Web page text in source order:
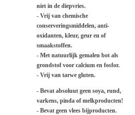
niet in de diepvries.
- Vrij van chemische
conserveringsmiddelen, anti-
oxidanten, kleur, geur en of
smaakstoffen.
- Met natuurlijk gemalen bot als
grondstof voor calcium en fosfor.
- Vrij van tarwe gluten.
- Bevat absoluut geen soya, rund,
varkens, pinda of melkproducten!
- Bevat geen vlees bijproducten.